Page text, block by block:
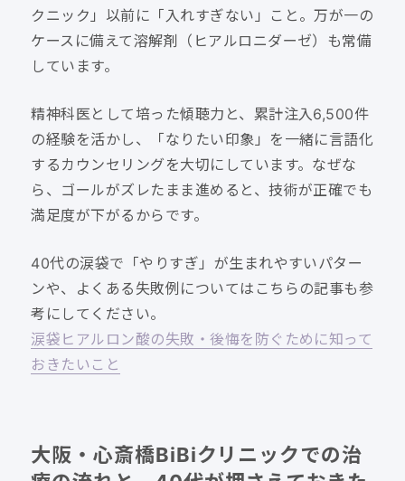
クニック」以前に「入れすぎない」こと。万が一の
ケースに備えて溶解剤（ヒアルロニダーゼ）も常備
しています。
精神科医として培った傾聴力と、累計注入6,500件
の経験を活かし、「なりたい印象」を一緒に言語化
するカウンセリングを大切にしています。なぜな
ら、ゴールがズレたまま進めると、技術が正確でも
満足度が下がるからです。
40代の涙袋で「やりすぎ」が生まれやすいパター
ンや、よくある失敗例についてはこちらの記事も参
考にしてください。
涙袋ヒアルロン酸の失敗・後悔を防ぐために知って
おきたいこと
大阪・心斎橋BiBiクリニックでの治